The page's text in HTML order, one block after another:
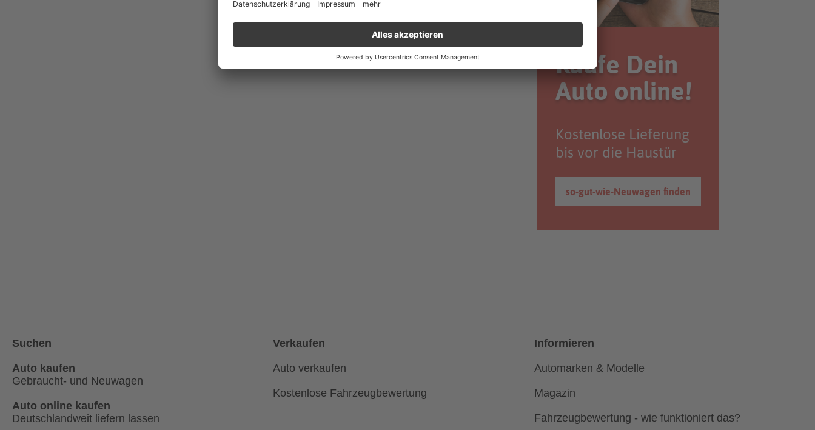
Kaufe Dein
Auto online!
Kostenlose Lieferung
bis vor die Haustür
so-gut-wie-Neuwagen finden
Suchen
Auto kaufen
Gebraucht- und Neuwagen
Auto online kaufen
Deutschlandweit liefern lassen
Verkaufen
Auto verkaufen
Kostenlose Fahrzeugbewertung
Informieren
Automarken & Modelle
Magazin
Fahrzeugbewertung - wie funktioniert das?